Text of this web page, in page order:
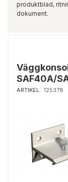
produktblad,
dokument.
SAF40A/
ARTIKEL: 125378